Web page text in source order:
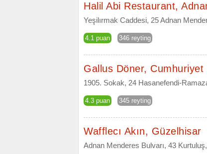
Halil Abi Restaurant,
Yeşilırmak Caddesi, 25 Adnan
4.1 puan 346 reyting
Gallus Döner, Cumhuriyet
1905. Sokak, 24 Hasanefendi-
4.3 puan 345 reyting
Wafflecı Akın, Güzelhisar
Adnan Menderes Bulvarı, 43